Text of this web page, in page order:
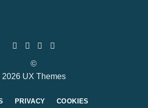
©
2026 UX Themes
PRIVACY COOKIES